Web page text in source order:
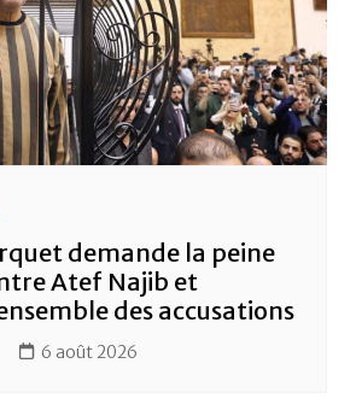
demande la peine
Atef Najib et
des accusations
6 août 2026